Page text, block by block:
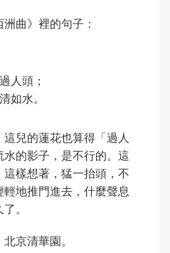
曲》裡的句子：
人頭；
如水。
兒的蓮花也算得「過人
的影子，是不行的。這
樣想著，猛一抬頭，不
地推門進去，什麼聲息
。
京清華園。